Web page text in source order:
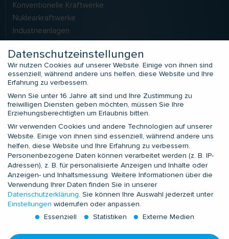
Konventionelle Kraftwerke
Nuklearkraftwerke
Industrieanlagen
LNG
Solarkraftwerke
SERVICES
Application Engineering
Field Service
Zusatzleistungen
Prüfdienstleistungen
Prüflabor LIMALAB
KONTAKTE
Europa und Nordafrika
Subsahara-Afrika
Datenschutzeinstellungen
Wir nutzen Cookies auf unserer Website. Einige von ihnen sind
essenziell, während andere uns helfen, diese Website und Ihre
Erfahrung zu verbessern.
Wenn Sie unter 16 Jahre alt sind und Ihre Zustimmung zu
freiwilligen Diensten geben möchten, müssen Sie Ihre
Erziehungsberechtigten um Erlaubnis bitten.
Wir verwenden Cookies und andere Technologien auf unserer
Website. Einige von ihnen sind essenziell, während andere uns
helfen, diese Website und Ihre Erfahrung zu verbessern.
Personenbezogene Daten können verarbeitet werden (z. B. IP-
Adressen), z. B. für personalisierte Anzeigen und Inhalte oder
Anzeigen- und Inhaltsmessung. Weitere Informationen über die
Verwendung Ihrer Daten finden Sie in unserer
Datenschutzerklärung. Sie können Ihre Auswahl jederzeit unter
Einstellungen widerrufen oder anpassen.
Essenziell
Statistiken Externe Medien